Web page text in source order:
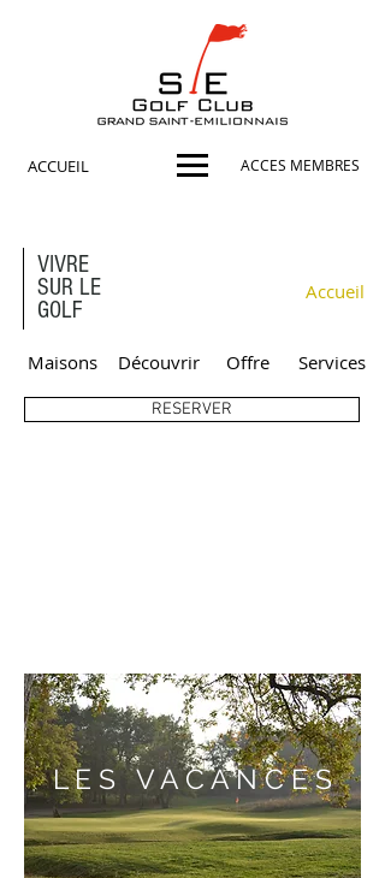
ACCES MEMBRES
ACCUEIL
VIVRE
SUR LE
GOLF
Maisons Découvrir Offre
Accueil
Services
RESERVER
L E S V A C A N C E S